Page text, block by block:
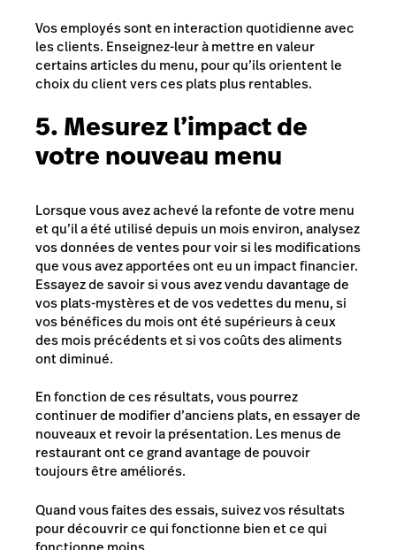
Vos employés sont en interaction quotidienne avec
les clients. Enseignez-leur à mettre en valeur
certains articles du menu, pour qu’ils orientent le
choix du client vers ces plats plus rentables.
5. Mesurez l’impact de
votre nouveau menu
Lorsque vous avez achevé la refonte de votre menu
et qu’il a été utilisé depuis un mois environ, analysez
vos données de ventes pour voir si les modifications
que vous avez apportées ont eu un impact financier.
Essayez de savoir si vous avez vendu davantage de
vos plats-mystères et de vos vedettes du menu, si
vos bénéfices du mois ont été supérieurs à ceux
des mois précédents et si vos coûts des aliments
ont diminué.
En fonction de ces résultats, vous pourrez
continuer de modifier d’anciens plats, en essayer de
nouveaux et revoir la présentation. Les menus de
restaurant ont ce grand avantage de pouvoir
toujours être améliorés.
Quand vous faites des essais, suivez vos résultats
pour découvrir ce qui fonctionne bien et ce qui